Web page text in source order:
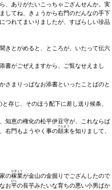
、ありがたいこっちゃござんせんか。実
してね、きょうから右門のだんなの手下
つれてまいりましたが、すばらしい珍品
きとがめると、ところが、いたって伝六
書がごぜえますから、ご覧なせえまし
さまりっぱなお添書といったことばのと
存じ、そのほう配下に差し送り候条、
知恵の権化の松平伊豆守が、これならば
右門もようやく事の顛末
てんまつ
を知りまして、
の稼業
かぎょう
が金山の金掘りでござんしたので
お平
ひら
の長芋みたいな育ちの悪い小男ばか